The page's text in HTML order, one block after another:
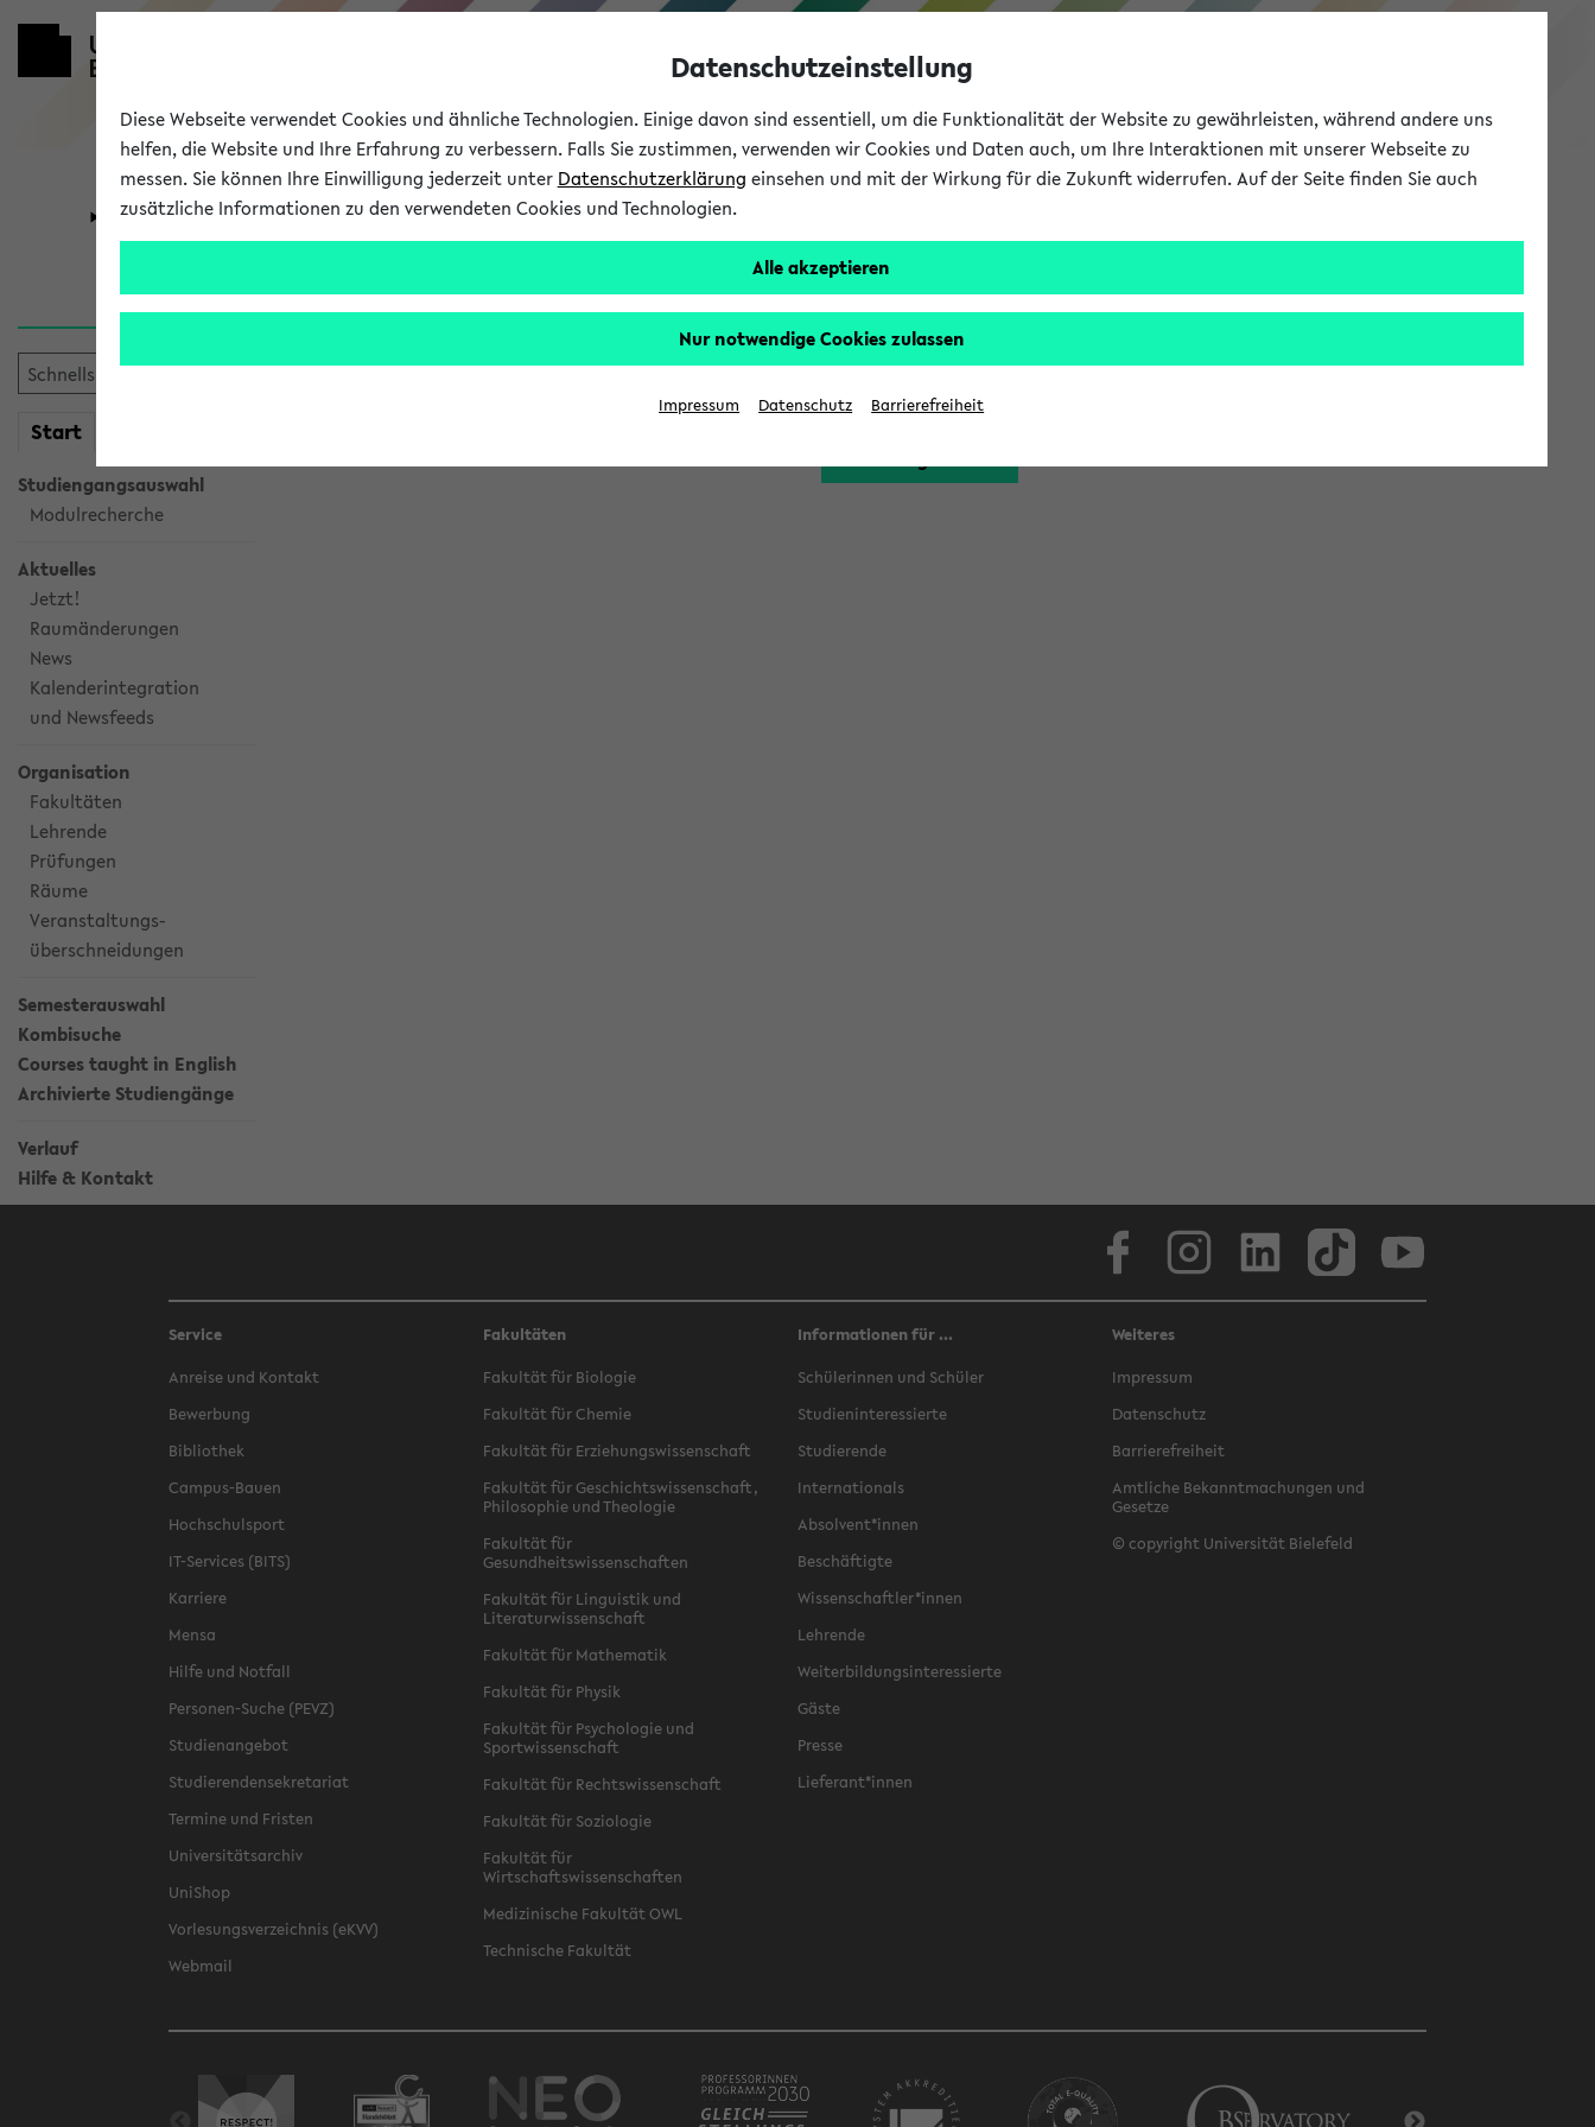
eKVV
Universität Forschung Studium
Start
Studiengangsauswahl
Modulrecherche
Aktuelles
Jetzt!
Raumänderungen
News
Kalenderintegration
und Newsfeeds
Organisation
Fakultäten
Lehrende
Prüfungen
Räume
Veranstaltungs-
überschneidungen
Semesterauswahl
Kombisuche
Courses taught in English
Archivierte Studiengänge
Verlauf
Hilfe & Kontakt
Sie möchten auf eine eKVV Funktion zugreifen, die Ihnen erst nach einer Anmeldung am System zur Verfügung steht.
Bitte melden Sie sich an:
Service
Anreise und Kontakt
Bewerbung
Bibliothek
Campus-Bauen
Hochschulsport
IT-Services (BITS)
Karriere
Mensa
Hilfe und Notfall
Personen-Suche (PEVZ)
Studienangebot
Studierendensekretariat
Termine und Fristen
Universitätsarchiv
UniShop
Vorlesungsverzeichnis (eKVV)
Webmail
Fakultäten
Fakultät für Biologie
Fakultät für Chemie
Fakultät für Erziehungswissenschaft
Fakultät für Geschichtswissenschaft,
Philosophie und Theologie
Fakultät für
Gesundheitswissenschaften
Fakultät für Linguistik und
Literaturwissenschaft
Fakultät für Mathematik
Fakultät für Physik
Fakultät für Psychologie und
Sportwissenschaft
Fakultät für Rechtswissenschaft
Fakultät für Soziologie
Fakultät für
Wirtschaftswissenschaften
Medizinische Fakultät OWL
Technische Fakultät
Informationen für ...
Schülerinnen und Schüler
Studieninteressierte
Studierende
Internationals
Absolvent*innen
Beschäftigte
Wissenschaftler*innen
Lehrende
Weiterbildungsinteressierte
Gäste
Presse
Lieferant*innen
Weiteres
Impressum
Datenschutz
Barrierefreiheit
Amtliche Bekanntmachungen und
Gesetze
© copyright Universität Bielefeld
Datenschutzeinstellung
Diese Webseite verwendet Cookies und ähnliche Technologien. Einige davon sind essentiell, um die Funktionalität der Website zu gewährleisten, während andere uns
helfen, die Website und Ihre Erfahrung zu verbessern. Falls Sie zustimmen, verwenden wir Cookies und Daten auch, um Ihre Interaktionen mit unserer Webseite zu
messen. Sie können Ihre Einwilligung jederzeit unter Datenschutzerklärung einsehen und mit der Wirkung für die Zukunft widerrufen. Auf der Seite finden Sie auch
zusätzliche Informationen zu den verwendeten Cookies und Technologien.
Alle akzeptieren
Nur notwendige Cookies zulassen
Impressum Datenschutz Barrierefreiheit